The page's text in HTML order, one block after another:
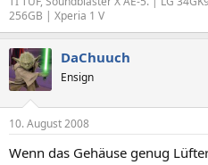
256GB | Xperia 1 V
DaChuuch
Ensign
10. August 2008
Wenn das Gehäuse genug